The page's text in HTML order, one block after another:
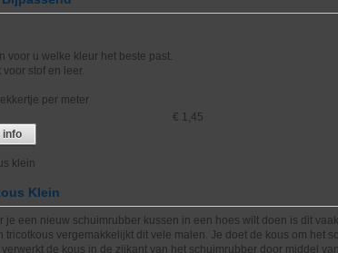
voor u welke kleur het beste past.
voor stof en leer.
per meter
€ 1,45
info
klein
Klein
je een nieuw schuimrubber kussen in een hoes wilt doen is dit
tricotkous vergemakkelijkt dit vele malen. Je doet de kous om het
verwerkt de kous in de zijkant van het schuimrubber door middel